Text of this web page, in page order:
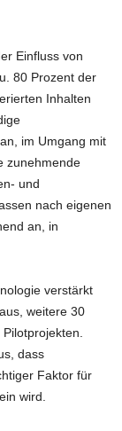
Einfluss von
80 Prozent der
Inhalten
im Umgang mit
zunehmende
und
nach eigenen
an, in
verstärkt
weitere 30
dass
Faktor für
wird.